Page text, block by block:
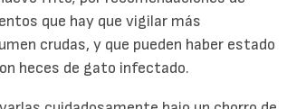
que hay que vigilar más
crudas, y que pueden haber estado
heces de gato infectado.